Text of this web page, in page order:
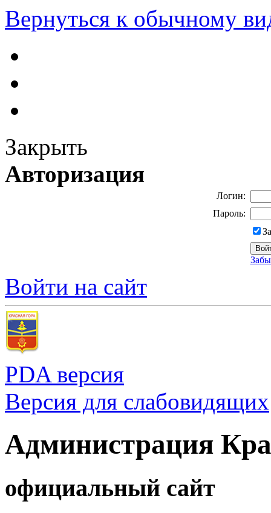
Вернуться к обычному
Закрыть
Авторизация
Логин:
Пароль:
Войти на сайт
PDA версия
Версия для слабовидящих
Администрация
официальный сайт